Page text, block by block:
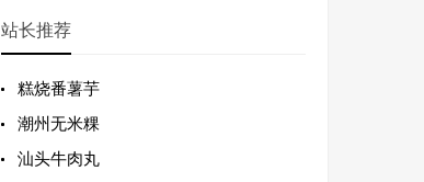
站长推荐
糕烧番薯芋
潮州无米粿
汕头牛肉丸